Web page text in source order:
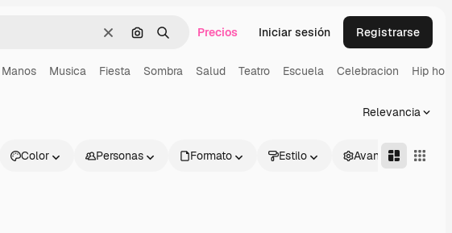
BorrarBuscar por imagen
BuscarPrecios Iniciar sesión Registrarse
Manos Musica Fiesta Sombra Salud Teatro Escuela Celebracion Hip hop
Relevancia
Color Personas Formato Estilo Avanzado